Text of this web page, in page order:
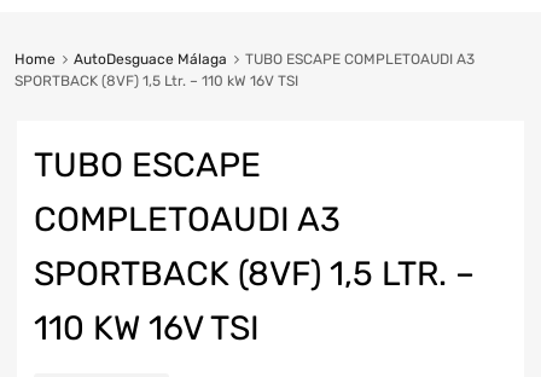
Home AutoDesguace Málaga
TUBO ESCAPE COMPLETOAUDI A3
SPORTBACK (8VF) 1,5 Ltr. – 110 kW 16V TSI
TUBO ESCAPE
COMPLETOAUDI A3
SPORTBACK (8VF) 1,5 LTR. –
110 KW 16V TSI